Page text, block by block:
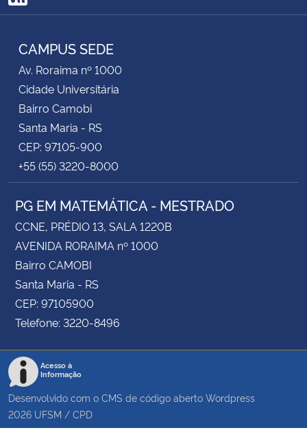
RSS
CAMPUS SEDE
Av. Roraima nº 1000
Cidade Universitária
Bairro Camobi
Santa Maria - RS
CEP: 97105-900
+55 (55) 3220-8000
PG EM MATEMÁTICA - MESTRADO
CCNE, PRÉDIO 13, SALA 1220B
AVENIDA RORAIMA nº 1000
Bairro CAMOBI
Santa Maria - RS
CEP: 97105900
Telefone: 3220-8496
Acesso à
Informação
Desenvolvido com o CMS de código aberto Wordpress
2026 UFSM / CPD